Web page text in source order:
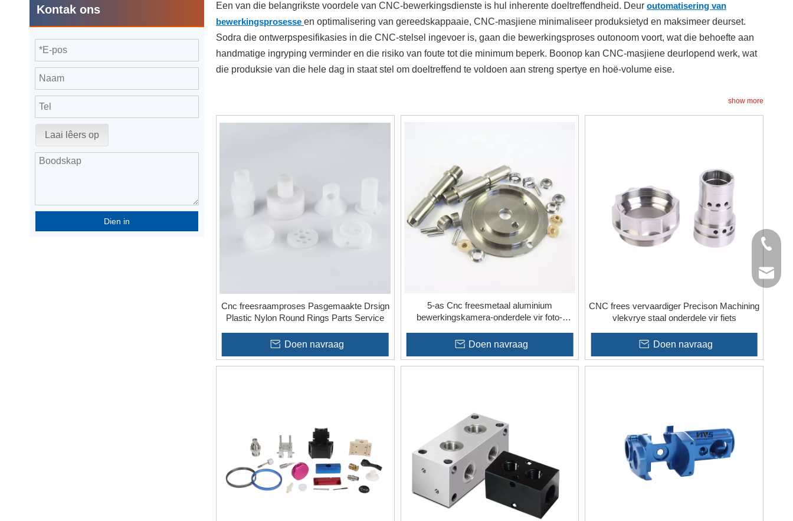
Kontak ons
Laai lêers op
Dien in
Een van die belangrikste voordele van CNC-bewerkingsdienste is hul inherente doeltreffendheid. Deur outomatisering van
bewerkingsprosesse en optimalisering van gereedskappaaie, CNC-masjiene minimaliseer produksietyd en maksimeer deurset.
Sodra die ontwerpspesifikasies in die CNC-stelsel ingevoer is, gaan die bewerkingsproses outonoom voort, wat die behoefte aan
handmatige ingryping verminder en die risiko van foute tot die minimum beperk. Boonop kan CNC-masjiene deurlopend werk, wat
die produksie van die hele dag in staat stel om doeltreffend te voldoen aan streng spertye en hoë-volume eise.
show more
Cnc freesraamproses Pasgemaakte Drsign
Plastic Nylon Round Rings Parts Service
Doen navraag
5-as Cnc freesmetaal aluminium
bewerkingskamera-onderdele vir foto-
Doen navraag
CNC frees vervaardiger Precison Machining
vlekvrye staal onderdele vir fiets
Doen navraag
+86-